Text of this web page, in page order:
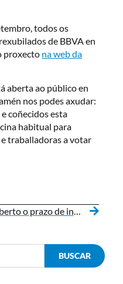
todos os
de BBVA en
proxecto na web da
aberta ao público en
nos podes axudar:
coñecidos esta
habitual para
traballadoras a votar